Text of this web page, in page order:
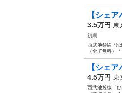
【シェ
3.5万円 東
初期
西武池袋線 ひ
（全て無料）
【シェ
4.5万円 東
西武池袋線「